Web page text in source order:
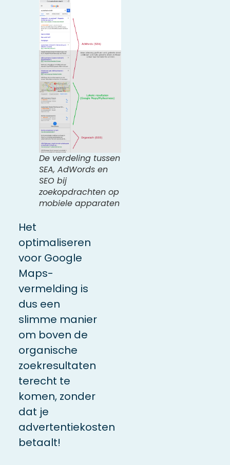
De verdeling tussen
SEA, AdWords en
SEO bij
zoekopdrachten op
mobiele apparaten
Het
optimaliseren
voor Google
Maps-
vermelding is
dus een
slimme manier
om boven de
organische
zoekresultaten
terecht te
komen, zonder
dat je
advertentiekosten
betaalt!